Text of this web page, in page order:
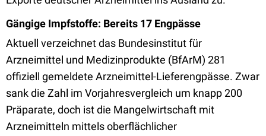
Gängige Impfstoffe: Bereits 17 Engpässe
Aktuell verzeichnet das Bundesinstitut für
Arzneimittel und Medizinprodukte (BfArM) 281
offiziell gemeldete Arzneimittel-Lieferengpässe. Zwar
sank die Zahl im Vorjahresvergleich um knapp 200
Präparate, doch ist die Mangelwirtschaft mit
Arzneimitteln mittels oberflächlicher